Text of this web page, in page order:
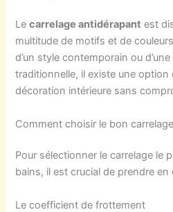
Lecarrelage antidérapant est
multitude de motifs et de
d’un style contemporain ou
traditionnelle, il existe une option
décoration intérieure sans
Comment choisir le bon
Pour sélectionner le carrelage le
bains, il est crucial de prendre
Le coefficient de frottement